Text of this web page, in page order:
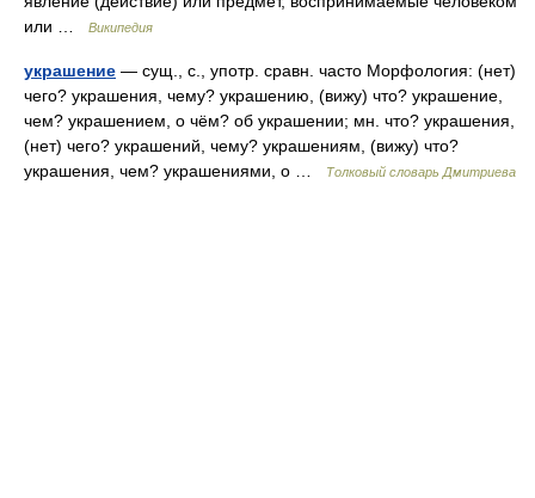
или …
Википедия
украшение — сущ., с., употр. сравн. часто Морфология: (нет)
чего? украшения, чему? украшению, (вижу) что? украшение,
чем? украшением, о чём? об украшении; мн. что? украшения,
(нет) чего? украшений, чему? украшениям, (вижу) что?
украшения, чем? украшениями, о …
Толковый словарь Дмитриева